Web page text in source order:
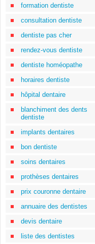
formation dentiste
consultation dentiste
dentiste pas cher
rendez-vous dentiste
dentiste homéopathe
horaires dentiste
hôpital dentaire
blanchiment des dents
dentiste
implants dentaires
bon dentiste
soins dentaires
prothèses dentaires
prix couronne dentaire
annuaire des dentistes
devis dentaire
liste des dentistes